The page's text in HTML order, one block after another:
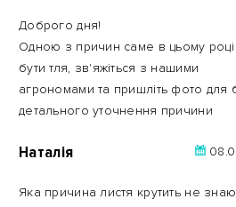
Доброго дня!
Одною з причин саме в цьому
бути тля, зв'яжіться з нашими
агрономами та пришліть фото для
детального уточнення причини
Наталія
Яка причина листя крутить не